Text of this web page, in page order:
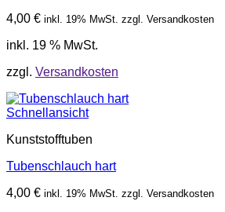
4,00 € inkl. 19% MwSt. zzgl. Versandkosten
inkl. 19 % MwSt.
zzgl. Versandkosten
Schnellansicht
Kunststofftuben
Tubenschlauch hart
4,00 € inkl. 19% MwSt. zzgl. Versandkosten